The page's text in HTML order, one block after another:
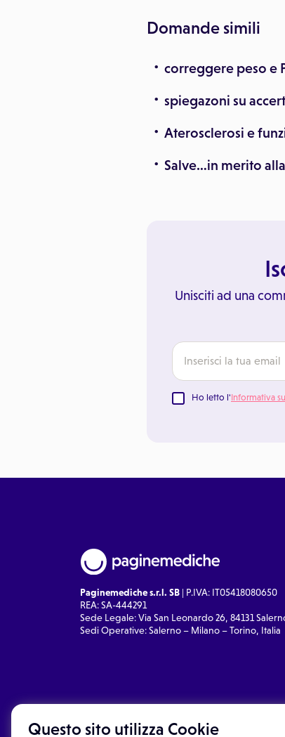
Questo sito utilizza Cookie
Domande simili
correggere peso e
spiegazoni su
Aterosclerosi e
Salve…in merito
Unisciti ad una
Ho letto l'Informativa
Paginemediche s.r.l. SB | P.IVA: IT05418080650
REA: SA-444291
Sede Legale: Via San Leonardo 26, 84131
Sedi Operative: Salerno – Milano – Torino, Italia